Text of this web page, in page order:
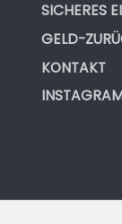
SICHERES
GELD-
KONTAKT